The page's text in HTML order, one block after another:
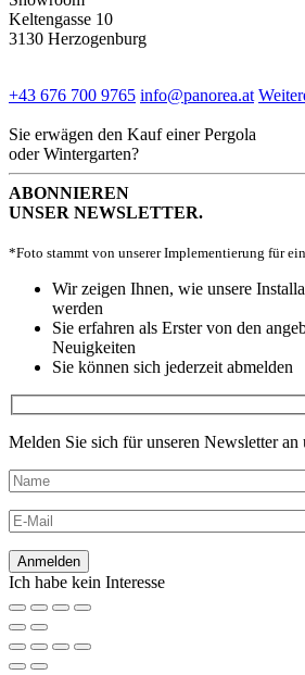
Keltengasse 10
3130 Herzogenburg
+43 676 700 9765 info@panorea.at
Sie erwägen den Kauf einer Pergola
oder Wintergarten?
ABONNIEREN
UNSER NEWSLETTER.
*Foto stammt von unserer Implementierung für
Wir zeigen Ihnen, wie unsere
werden
Sie erfahren als Erster von den
Neuigkeiten
Sie können sich jederzeit abmelden
Melden Sie sich für unseren Newsletter an
Ich habe kein Interesse